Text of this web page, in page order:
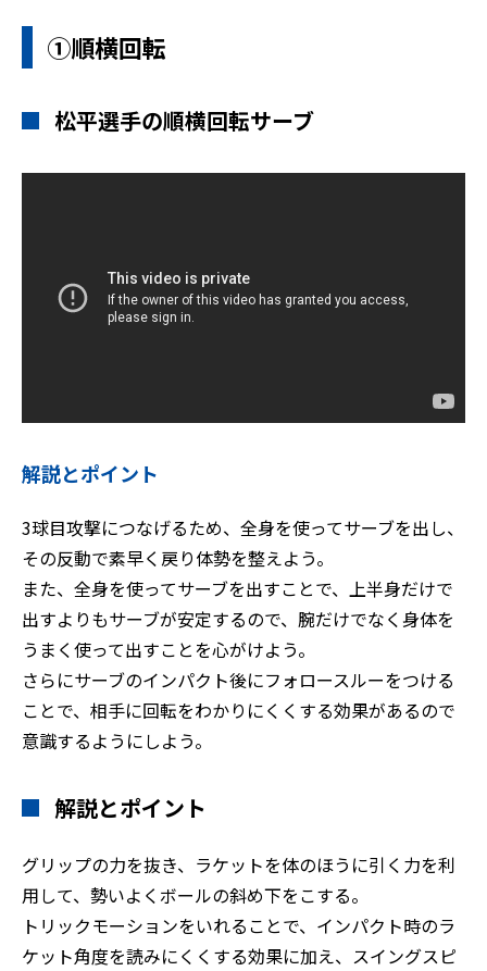
①順横回転
松平選手の順横回転サーブ
解説とポイント
3球目攻撃につなげるため、全身を使ってサーブを出し、
その反動で素早く戻り体勢を整えよう。
また、全身を使ってサーブを出すことで、上半身だけで
出すよりもサーブが安定するので、腕だけでなく身体を
うまく使って出すことを心がけよう。
さらにサーブのインパクト後にフォロースルーをつける
ことで、相手に回転をわかりにくくする効果があるので
意識するようにしよう。
解説とポイント
グリップの力を抜き、ラケットを体のほうに引く力を利
用して、勢いよくボールの斜め下をこする。
トリックモーションをいれることで、インパクト時のラ
ケット角度を読みにくくする効果に加え、スイングスピ